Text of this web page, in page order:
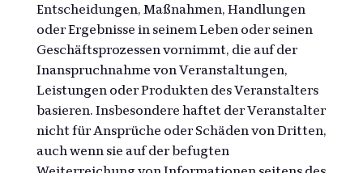
Entscheidungen, Maßnahmen, Handlungen
oder Ergebnisse in seinem Leben oder seinen
Geschäftsprozessen vornimmt, die auf der
Inanspruchnahme von Veranstaltungen,
Leistungen oder Produkten des Veranstalters
basieren. Insbesondere haftet der Veranstalter
nicht für Ansprüche oder Schäden von Dritten,
auch wenn sie auf der befugten